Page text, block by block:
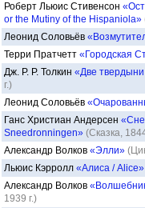
Роберт Льюис Стивенсон
or the Mutiny of the Hispaniola»
Леонид Соловьёв
Терри Пратчетт «Городская
Дж. Р. Р. Толкин «Две твердыни
г.)
Леонид Соловьёв
Ганс Христиан Андерсен
Sneedronningen» (Сказка,
Александр Волков «Элли»
Льюис Кэрролл «Алиса / Alice»
Александр Волков
1939 г.)